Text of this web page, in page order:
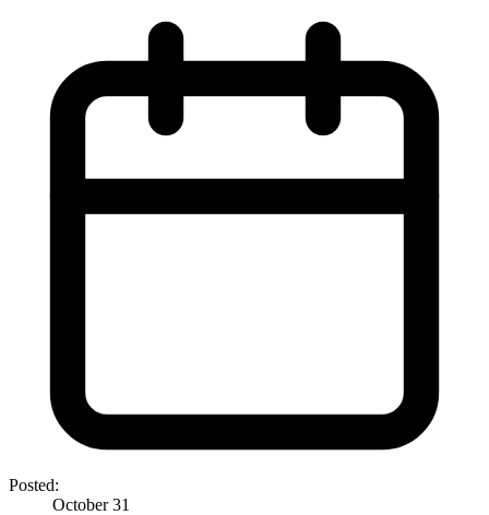
Posted:
October 31